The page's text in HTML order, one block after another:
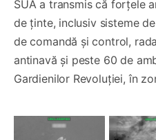
SUA a transmis că forțele
de ținte, inclusiv sisteme
de comandă și control,
antinavă și peste 60 de
Gardienilor Revoluției, în